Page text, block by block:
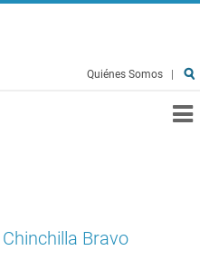
Quiénes Somos
Bravo